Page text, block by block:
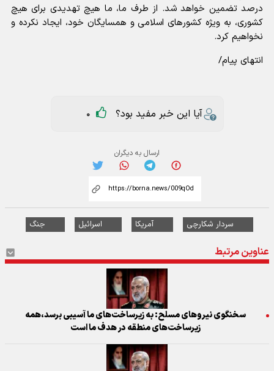
درصد تضمین خواهد شد. از طرف ما، ما هیچ تهدیدی برای هیچ
کشوری، به ویژه کشور‌های اسلامی و همسایگان خود، ایجاد نکرده و
نخواهیم کرد.
انتهای پیام/
آیا این خبر مفید بود؟ 0
ارسال به دیگران
سردار شکارچی آمریکا اسرائیل جنگ
عناوین مرتبط
سخنگوی نیروهای مسلح: به زیرساخت‌های ما آسیبی برسد،همه
زیرساخت‌های منطقه در هدف ما است